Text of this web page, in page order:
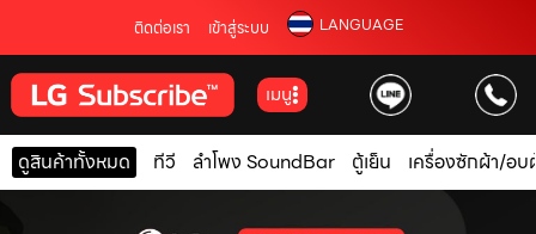
ติดต่อเรา เข้าสู่ระบบ LANGUAGE
เมนู
ดูสินค้าทั้งหมด ทีวี ลำโพง SoundBar ตู้เย็น เครื่องซักผ้า/อบ